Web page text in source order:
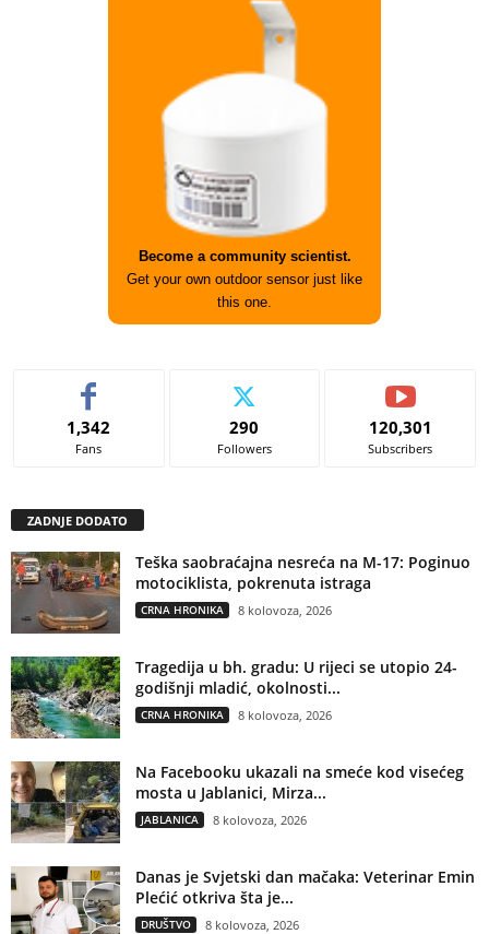
Become a community scientist.
Get your own outdoor sensor just like
this one.
1,342
Fans
290
Followers
120,301
Subscribers
ZADNJE DODATO
Teška saobraćajna nesreća na M-17: Poginuo
motociklista, pokrenuta istraga
CRNA HRONIKA 8 kolovoza, 2026
Tragedija u bh. gradu: U rijeci se utopio 24-
godišnji mladić, okolnosti...
CRNA HRONIKA 8 kolovoza, 2026
Na Facebooku ukazali na smeće kod visećeg
mosta u Jablanici, Mirza...
JABLANICA 8 kolovoza, 2026
Danas je Svjetski dan mačaka: Veterinar Emin
Plećić otkriva šta je...
DRUŠTVO 8 kolovoza, 2026